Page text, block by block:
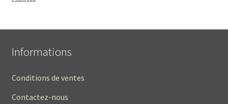
Informations
Conditions de ventes
Contactez-nous